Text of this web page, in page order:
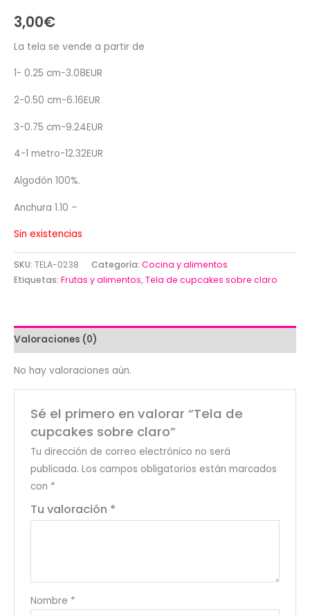
3,00€
La tela se vende a partir de
1- 0.25 cm-3.08EUR
2-0.50 cm-6.16EUR
3-0.75 cm-9.24EUR
4-1 metro-12.32EUR
Algodón 100%.
Anchura 1.10 –
Sin existencias
SKU: TELA-0238 Categoría: Cocina y alimentos
Etiquetas: Frutas y alimentos,Tela de cupcakes sobre claro
Valoraciones (0)
No hay valoraciones aún.
Sé el primero en valorar “Tela de
cupcakes sobre claro”
Tu dirección de correo electrónico no será
publicada. Los campos obligatorios están marcados
con *
Tu valoración *
Nombre *